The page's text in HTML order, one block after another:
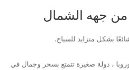
من جهه الشمال
بشكل متزايد للسياح.
، دولة صغيرة تتمتع بسحر وجمال في